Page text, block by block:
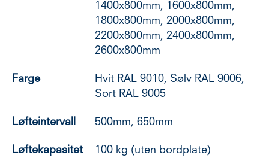
1400x800mm, 1600x800mm,
1800x800mm, 2000x800mm,
2200x800mm, 2400x800mm,
2600x800mm
Farge
Hvit RAL 9010, Sølv RAL 9006,
Sort RAL 9005
Løfteintervall 500mm, 650mm
Løftekapasitet 100 kg (uten bordplate)